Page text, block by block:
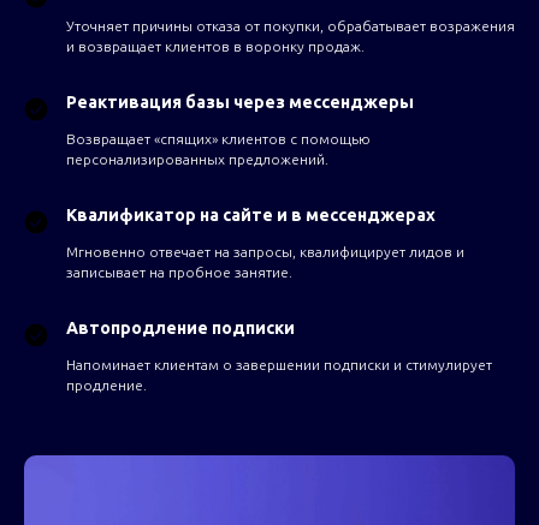
Уточняет причины отказа от покупки, обрабатывает возражения
и возвращает клиентов в воронку продаж.
Реактивация базы через мессенджеры
Возвращает «спящих» клиентов с помощью
персонализированных предложений.
Квалификатор на сайте и в мессенджерах
Мгновенно отвечает на запросы, квалифицирует лидов и
записывает на пробное занятие.
Автопродление подписки
Напоминает клиентам о завершении подписки и стимулирует
продление.